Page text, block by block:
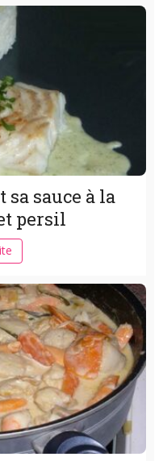
sa sauce à la
persil